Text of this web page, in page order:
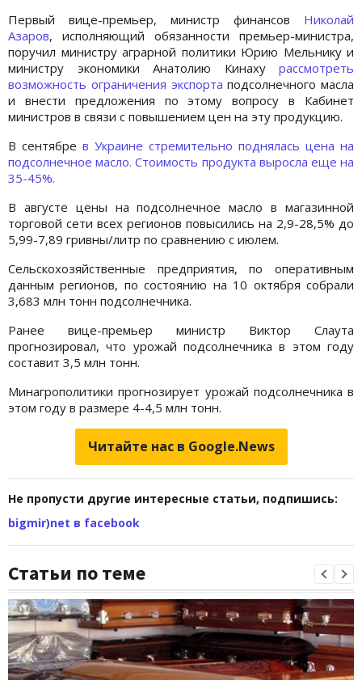
Первый вице-премьер, министр финансов Николай
Азаров, исполняющий обязанности премьер-министра,
поручил министру аграрной политики Юрию Мельнику и
министру экономики Анатолию Кинахурассмотреть
возможность ограничения экспортаподсолнечного масла
и внести предложения по этому вопросу в Кабинет
министров в связи с повышением цен на эту продукцию.
В сентябре в Украине стремительно поднялась цена на
подсолнечное масло. Стоимость продукта выросла еще на
35-45%.
В августе цены на подсолнечное масло в магазинной
торговой сети всех регионов повысились на 2,9-28,5% до
5,99-7,89 гривны/литр по сравнению с июлем.
Сельскохозяйственные предприятия, по оперативным
данным регионов, по состоянию на 10 октября собрали
3,683 млн тонн подсолнечника.
Ранее вице-премьер министр Виктор Слаута
прогнозировал, что урожай подсолнечника в этом году
составит 3,5 млн тонн.
Минагрополитики прогнозирует урожай подсолнечника в
этом году в размере 4-4,5 млн тонн.
Читайте нас в Google.News
Не пропусти другие интересные статьи, подпишись:
bigmir)net в facebook
Статьи по теме